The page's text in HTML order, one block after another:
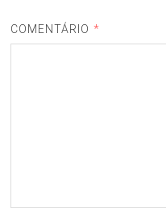
COMENTÁRIO *